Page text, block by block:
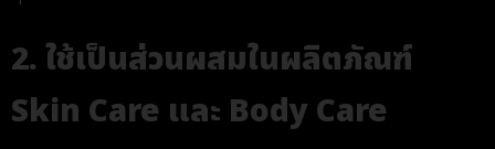
2. ใช้เป็นส่วนผสมในผลิตภัณฑ์
Skin Care และ Body Care